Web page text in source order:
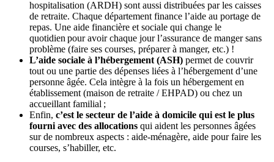
hospitalisation (ARDH) sont aussi distribuées par les caisses
de retraite. Chaque département finance l’aide au portage de
repas. Une aide financière et sociale qui change le
quotidien pour avoir chaque jour l’assurance de manger sans
problème (faire ses courses, préparer à manger, etc.) !
L’aide sociale à l’hébergement (ASH) permet de couvrir
tout ou une partie des dépenses liées à l’hébergement d’une
personne âgée. Cela intègre à la fois un hébergement en
établissement (maison de retraite / EHPAD) ou chez un
accueillant familial ;
Enfin, c’est le secteur de l’aide à domicile qui est le plus
fourni avec des allocations qui aident les personnes âgées
sur de nombreux aspects : aide-ménagère, aide pour faire les
courses, s’habiller, etc.